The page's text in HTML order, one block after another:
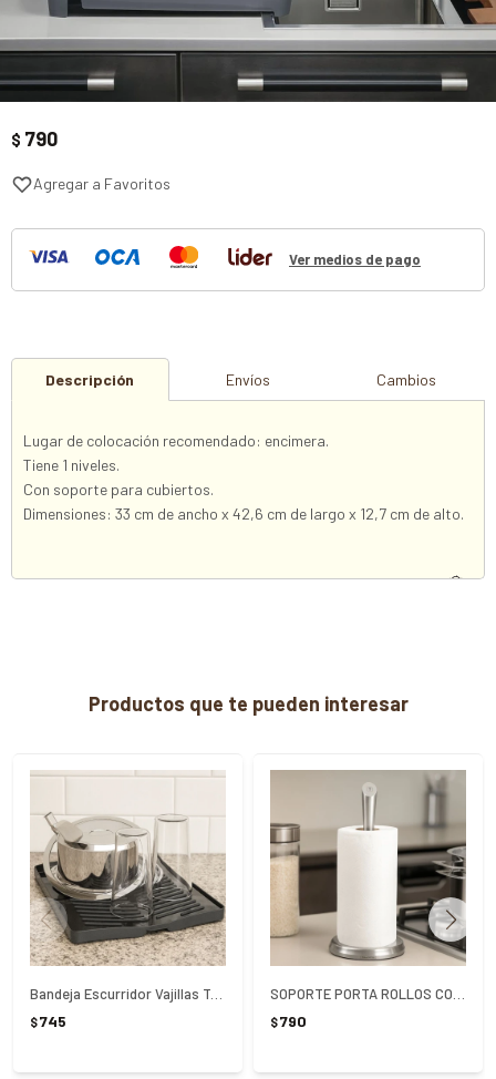
$ 790
Ver medios de pago
Descripción Envíos Cambios
Lugar de colocación recomendado: encimera.
Tiene 1 niveles.
Con soporte para cubiertos.
Dimensiones: 33 cm de ancho x 42,6 cm de largo x 12,7 cm de alto.
Productos que te pueden interesar
$745 $790